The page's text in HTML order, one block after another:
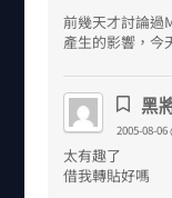
前幾天才討論過
產生的影響，今
黑
2005-08-06
太有趣了
借我轉貼好嗎